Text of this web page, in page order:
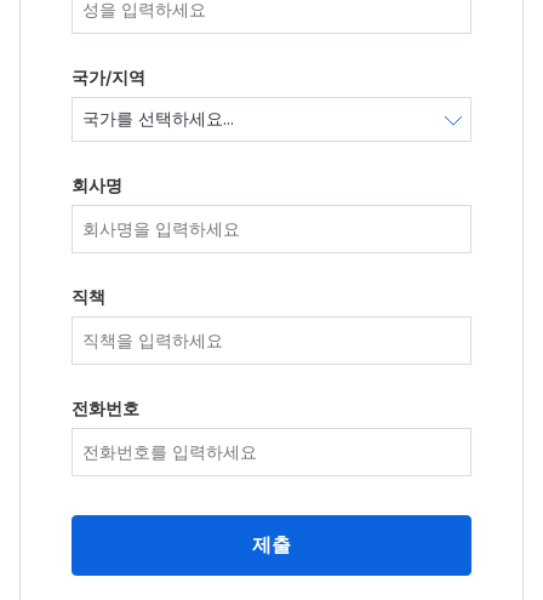
국가/지역
회사명
직책
전화번호
제출